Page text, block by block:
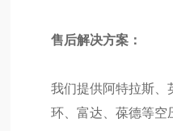
售后解决方案：
我们提供阿特拉斯、
环、富达、葆德等空